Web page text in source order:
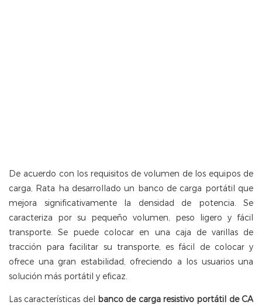
De acuerdo con los requisitos de volumen de los equipos de
carga, Rata ha desarrollado un banco de carga portátil que
mejora significativamente la densidad de potencia. Se
caracteriza por su pequeño volumen, peso ligero y fácil
transporte. Se puede colocar en una caja de varillas de
tracción para facilitar su transporte, es fácil de colocar y
ofrece una gran estabilidad, ofreciendo a los usuarios una
solución más portátil y eficaz.
Las características del banco de carga resistivo portátil de CA